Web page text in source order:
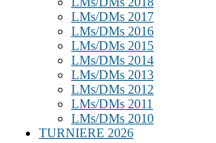
LMs/DMs 2017
LMs/DMs 2016
LMs/DMs 2015
LMs/DMs 2014
LMs/DMs 2013
LMs/DMs 2012
LMs/DMs 2011
LMs/DMs 2010
TURNIERE 2026